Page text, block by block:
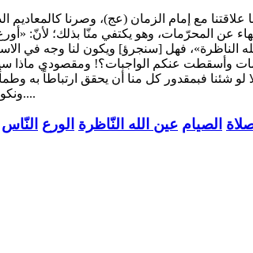
مع إمام الزمان (عج)، وصرنا كالمعاديم
عن المحرّمات، وهو يكتفي منّا بذلك؛
الناظرة»، فهل [سنجرؤ] ويكون لنا وجه في
وأسقطت عنكم الواجبات؟! ومقصودي ماذا
شئنا فبمقدور كل منا أن يحقق ارتباطاً به
ونكون تابعين للإمام، وتكون عاقبتنا على خير....
الصيام عين الله النّاظرة الورع النّاس